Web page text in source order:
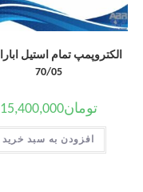
70/05
تومان15,400,000
افزودن به سبد خرید